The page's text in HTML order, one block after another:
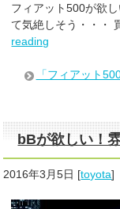
フィアット500が欲
て気絶しそう・・・
reading
「フィアット
bBが欲しい！
2016年3月5日 [toyota]